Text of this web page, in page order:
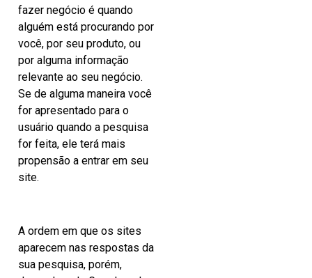
fazer negócio é quando
alguém está procurando por
você, por seu produto, ou
por alguma informação
relevante ao seu negócio.
Se de alguma maneira você
for apresentado para o
usuário quando a pesquisa
for feita, ele terá mais
propensão a entrar em seu
site.
A ordem em que os sites
aparecem nas respostas da
sua pesquisa, porém,